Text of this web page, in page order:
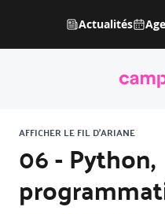
Actualités
AFFICHER LE FIL D'ARIANE
06 - Python,